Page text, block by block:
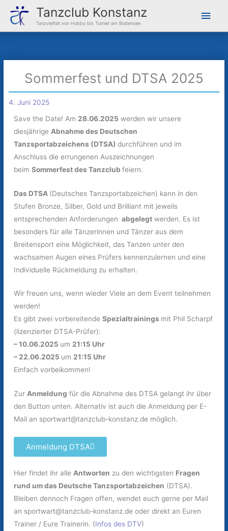
Inhalt
springen
Tanzclub Konstanz
Tanzvielfalt von Hobby bis Turnier am Bodensee
Sommerfest und DTSA 2025
4. Juni 2025
Save the Date! Am 28.06.2025 werden wir unsere
diesjährige Abnahme des Deutschen
Tanzsportabzeichens (DTSA)durchführen und im
Anschluss die errungenen Auszeichnungen
beimSommerfest des Tanzclubfeiern.
Das DTSA (Deutsches Tanzsportabzeichen) kann in den
Stufen Bronze, Silber, Gold und Brilliant mit jeweils
entsprechenden Anforderungen abgelegt werden. Es ist
besonders für alle Tänzerinnen und Tänzer aus dem
Breitensport eine Möglichkeit, das Tanzen unter den
wachsamen Augen eines Prüfers kennenzulernen und eine
Individuelle Rückmeldung zu erhalten.
Wir freuen uns, wenn wieder Viele an dem Event teilnehmen
werden!
Es gibt zwei vorbereitendeSpezialtrainings mit Phil Scharpf
(lizenzierter DTSA-Prüfer):
– 10.06.2025 um21:15 Uhr
– 22.06.2025 um21:15 Uhr
Einfach vorbeikommen!
ZurAnmeldung für die Abnahme des DTSA gelangt ihr über
den Button unten. Alternativ ist auch die Anmeldung per E-
Mail an sportwart@tanzclub-konstanz.de möglich.
Anmeldung DTSA
Hier findet ihr alleAntworten zu den wichtigsten Fragen
rund um das Deutsche Tanzsportabzeichen (DTSA).
Bleiben dennoch Fragen offen, wendet euch gerne per Mail
an sportwart@tanzclub-konstanz.de oder direkt an Euren
Trainer / Eure Trainerin. (Infos des DTV)